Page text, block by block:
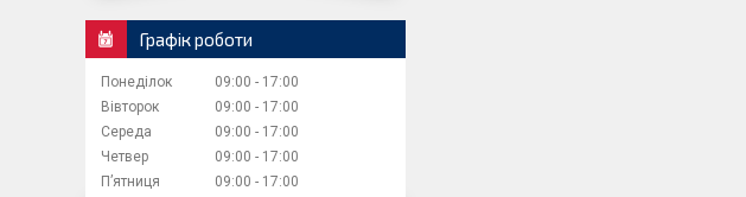
Графік роботи
Понеділок 09:00
17:00
Вівторок
09:00
17:00
Середа
09:00
17:00
Четвер
09:00
17:00
Пʼятниця
09:00
17:00